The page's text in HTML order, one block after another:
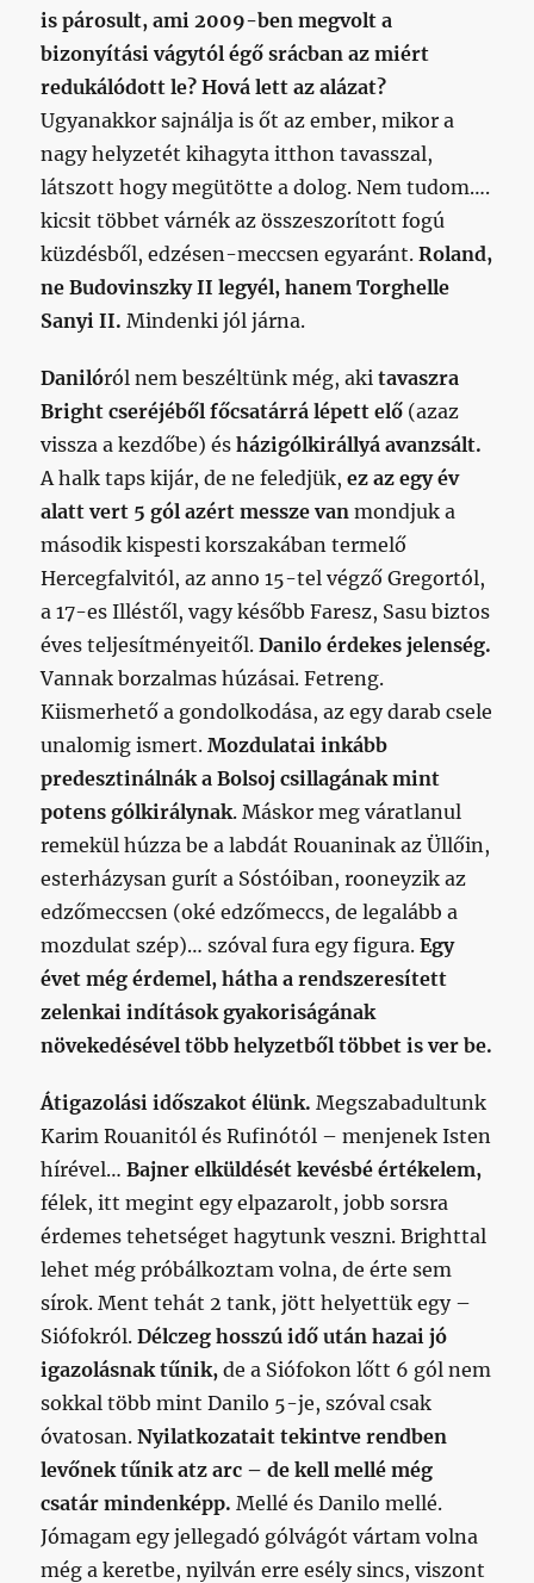
is párosult, ami 2009-ben megvolt a
bizonyítási vágytól égő srácban az miért
redukálódott le? Hová lett az alázat?
Ugyanakkor sajnálja is őt az ember, mikor a
nagy helyzetét kihagyta itthon tavasszal,
látszott hogy megütötte a dolog. Nem tudom….
kicsit többet várnék az összeszorított fogú
küzdésből, edzésen-meccsen egyaránt.Roland,
ne Budovinszky II legyél, hanem Torghelle
Sanyi II. Mindenki jól járna.
Danilóról nem beszéltünk még, akitavaszra
Bright cseréjéből főcsatárrá lépett elő (azaz
vissza a kezdőbe) ésházigólkirállyá avanzsált.
A halk taps kijár, de ne feledjük,ez az egy év
alatt vert 5 gól azért messze vanmondjuk a
második kispesti korszakában termelő
Hercegfalvitól, az anno 15-tel végző Gregortól,
a 17-es Illéstől, vagy később Faresz, Sasu biztos
éves teljesítményeitől.Danilo érdekes jelenség.
Vannak borzalmas húzásai. Fetreng.
Kiismerhető a gondolkodása, az egy darab csele
unalomig ismert.Mozdulatai inkább
predesztinálnák a Bolsoj csillagának mint
potens gólkirálynak. Máskor meg váratlanul
remekül húzza be a labdát Rouaninak az Üllőin,
esterházysan gurít a Sóstóiban, rooneyzik az
edzőmeccsen (oké edzőmeccs, de legalább a
mozdulat szép)… szóval fura egy figura.Egy
évet még érdemel, hátha a rendszeresített
zelenkai indítások gyakoriságának
növekedésével több helyzetből többet is ver be.
Átigazolási időszakot élünk. Megszabadultunk
Karim Rouanitól és Rufinótól – menjenek Isten
hírével…Bajner elküldését kevésbé értékelem,
félek, itt megint egy elpazarolt, jobb sorsra
érdemes tehetséget hagytunk veszni. Brighttal
lehet még próbálkoztam volna, de érte sem
sírok.Ment tehát 2 tank, jött helyettük egy –
Siófokról.Délczeg hosszú idő után hazai jó
igazolásnak tűnik,de a Siófokon lőtt 6 gól nem
sokkal több mint Danilo 5-je, szóval csak
óvatosan.Nyilatkozatait tekintve rendben
levőnek tűnik atz arc – de kell mellé még
csatár mindenképp.Mellé és Danilo mellé.
Jómagam egy jellegadó gólvágót vártam volna
még a keretbe, nyilván erre esély sincs, viszont